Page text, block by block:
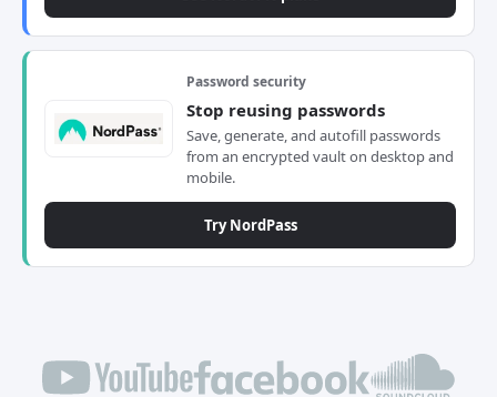
Password security
Stop reusing passwords
Save, generate, and autofill passwords
from an encrypted vault on desktop and
mobile.
Try NordPass